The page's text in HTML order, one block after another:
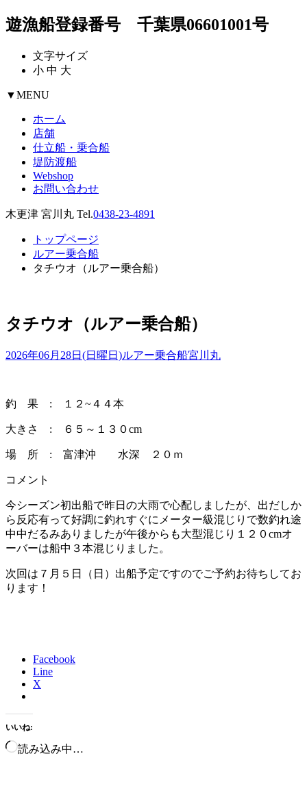
遊漁船登録番号 千葉県06601001号
文字サイズ
小 中 大
▼MENU
ホーム
店舗
仕立船・乗合船
堤防渡船
Webshop
お問い合わせ
木更津 宮川丸 Tel.0438-23-4891
トップページ
ルアー乗合船
タチウオ（ルアー乗合船）
タチウオ（ルアー乗合船）
2026年06月28日(日曜日)ルアー乗合船宮川丸
釣 果 : １２~４４本
大きさ : ６５～１３０cm
場 所 : 富津沖 水深 ２０ｍ
コメント
今シーズン初出船で昨日の大雨で心配しましたが、出だしか
ら反応有って好調に釣れすぐにメーター級混じりで数釣れ途
中中だるみありましたが午後からも大型混じり１２０cmオ
ーバーは船中３本混じりました。
次回は７月５日（日）出船予定ですのでご予約お待ちしてお
ります！
Facebook
Line
X
いいね:
読み込み中…